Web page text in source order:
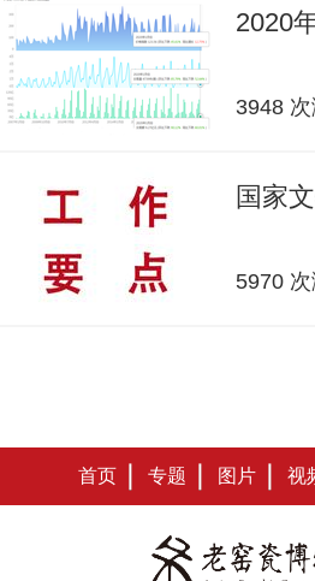
2020
3948
国家
5970
首页 专题 图片 视